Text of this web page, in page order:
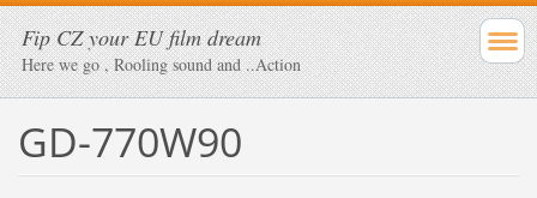
Fip CZ your EU film dream
Here we go , Rooling sound and ..Action
GD-770W90